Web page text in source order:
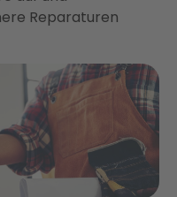
Reparaturen